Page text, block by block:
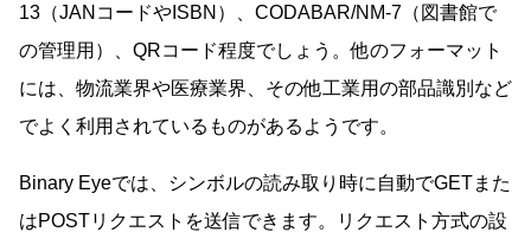
13（JANコードやISBN）、CODABAR/NM-7（図書館で
の管理用）、QRコード程度でしょう。他のフォーマット
には、物流業界や医療業界、その他工業用の部品識別など
でよく利用されているものがあるようです。
Binary Eyeでは、シンボルの読み取り時に自動でGETまた
はPOSTリクエストを送信できます。リクエスト方式の設